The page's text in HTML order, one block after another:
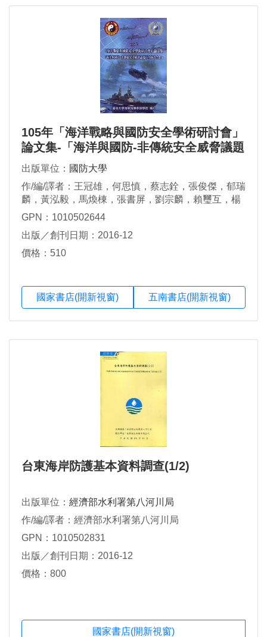
105年「海洋戰略與國防安全學術研討會」
論文集-「海洋與國防-非傳統安全威脅議題
下的海洋合作」
出版單位： 國防大學
作/編/譯者：王冠雄，何思慎，蔡志銓，張俊傑，郁瑞
麟，黃泓毅，馬煥棟，張書屏，劉宗麟，賴璽互，楊
堡富，黃淑卿
GPN：1010502644
出版／創刊日期：2016-12
價格：510
國家書店(開新視窗) 五南書店(開新視窗)
台東海岸防護基本資料調查(1/2)
出版單位： 經濟部水利署第八河川局
作/編/譯者：經濟部水利署第八河川局
GPN：1010502831
出版／創刊日期：2016-12
價格：800
國家書店(開新視窗)